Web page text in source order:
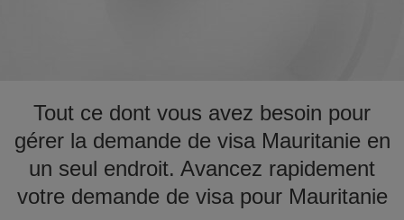
Tout ce dont vous avez besoin pour
gérer la demande de visa Mauritanie en
un seul endroit. Avancez rapidement
votre demande de visa pour Mauritanie